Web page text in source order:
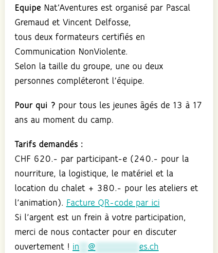
Equipe Nat’Aventures est organisé par Pascal
Gremaud et Vincent Delfosse,
tous deux formateurs certifiés en
Communication NonViolente.
Selon la taille du groupe, une ou deux
personnes compléteront l’équipe.
Pour qui ? pour tous les jeunes âgés de 13 à 17
ans au moment du camp.
Tarifs demandés :
CHF 620.- par participant-e (240.- pour la
nourriture, la logistique, le matériel et la
location du chalet + 380.- pour les ateliers et
l’animation). Facture QR-code par ici
Si l’argent est un frein à votre participation,
merci de nous contacter pour en discuter
ouvertement ! in @ es.ch